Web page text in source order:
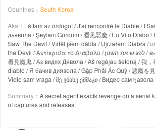
Countries： South Korea
Aka： Láttam az ördögöt / J'ai rencontré le Diable / I
дьявола / Şeytanı Gördüm / 看见恶魔 / Eu Vi o Diabo
Saw The Devil / Viděl jsem ďábla / Ujrzałem Diabła /
the Devil / Αντίκρισα το Διάβολο / לפגוש את השטן / ഐ സോ ദി ഡെവിൾ /
看見魔鬼 / Аз видях Дявола / Aš regėjau šėtoną / 我，
diablo / Я бачив диявола / Gặp Phải Ác Quỷ / 悪魔を見た / ‏I Saw the
Vidio sam vraga / მე ვნახე ეშმაკი / Видео сам ђавола
Summary： A secret agent exacts revenge on a serial
of captures and releases.